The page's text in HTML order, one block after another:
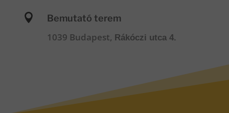
 Bemutató terem
1039 Budapest, Rákóczi utca 4.